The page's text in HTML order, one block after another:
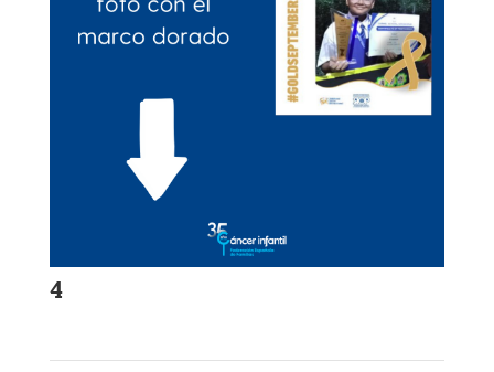
4